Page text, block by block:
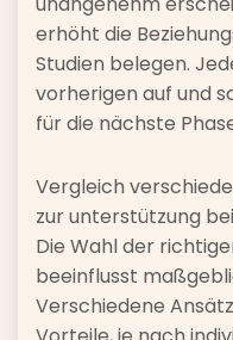
erhöht die
Studien belegen.
vorherigen auf und
für die nächste
Vergleich
zur unterstützung
Die Wahl der
beeinflusst
Verschiedene